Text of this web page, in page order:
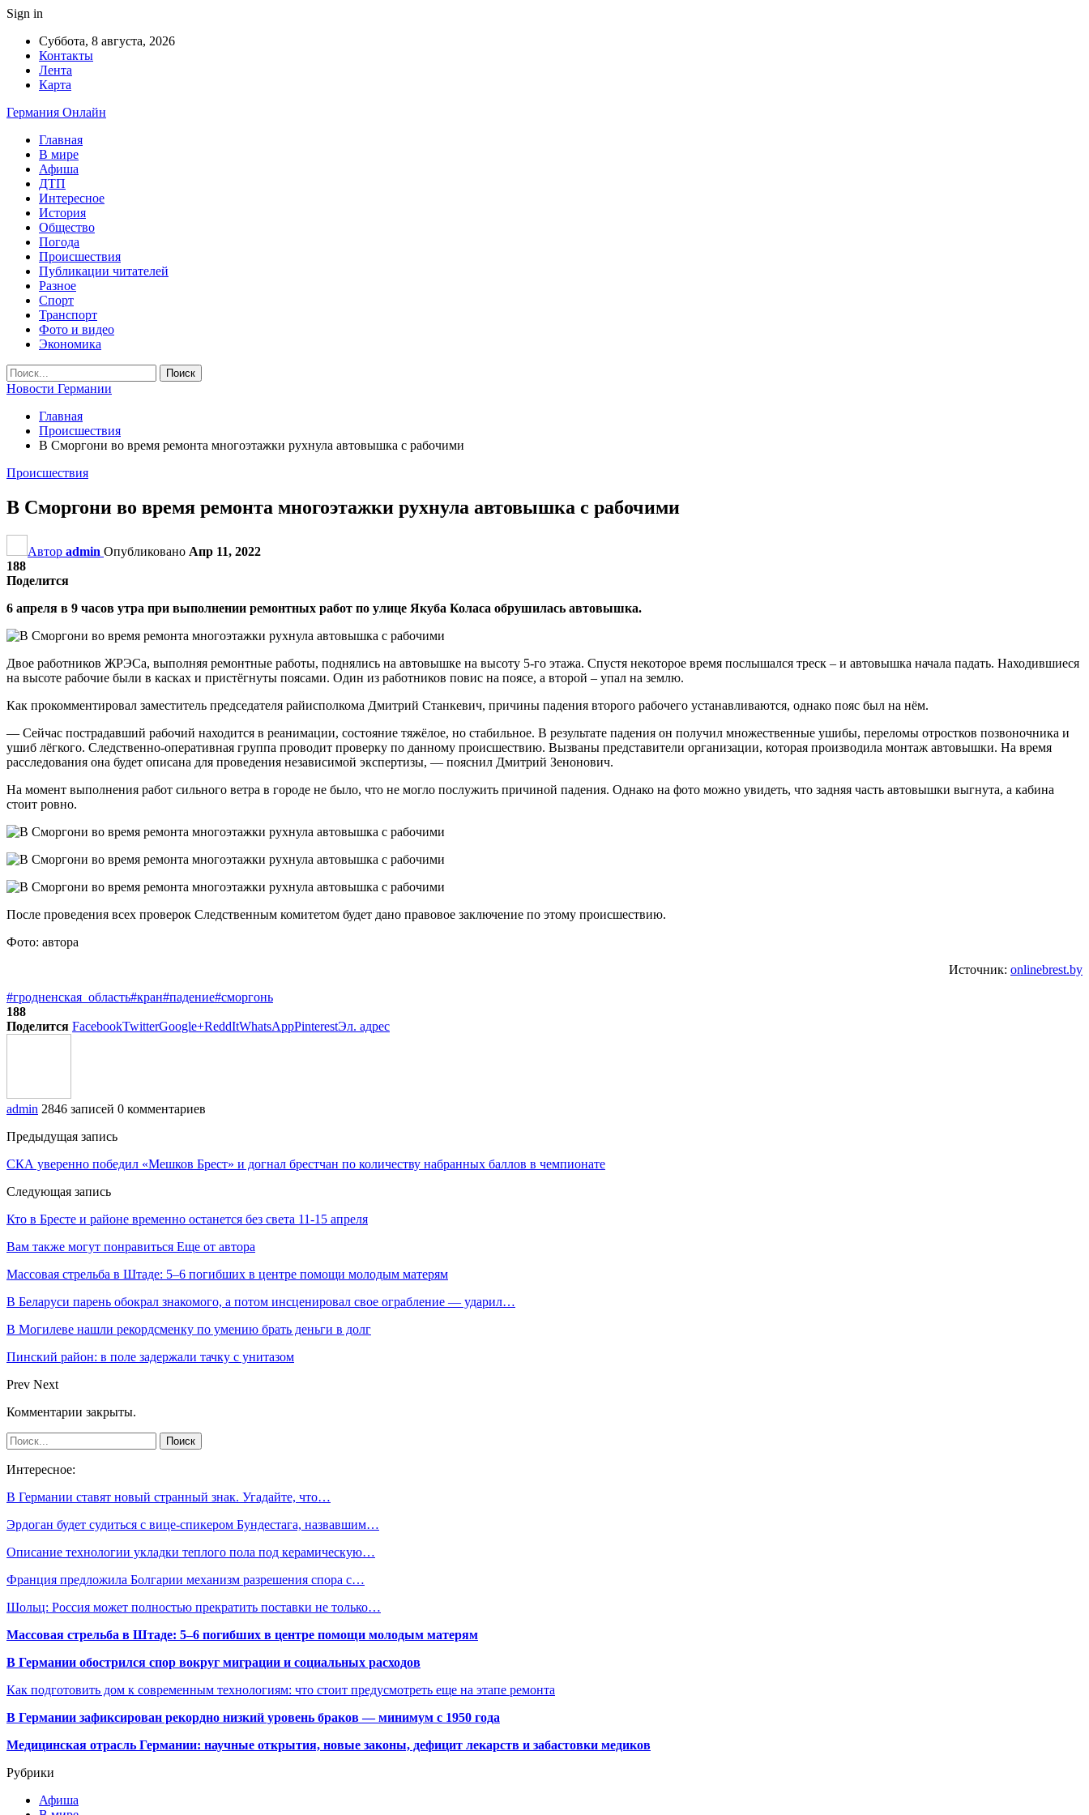
Sign in
Суббота, 8 августа, 2026
Контакты
Лента
Карта
Германия Онлайн
Главная
В мире
Афиша
ДТП
Интересное
История
Общество
Погода
Происшествия
Публикации читателей
Разное
Спорт
Транспорт
Фото и видео
Экономика
Новости Германии
Главная
Происшествия
В Сморгони во время ремонта многоэтажки рухнула автовышка с рабочими
Происшествия
В Сморгони во время ремонта многоэтажки рухнула автовышка с рабочими
Автор admin Опубликовано Апр 11, 2022
188
Поделится
6 апреля в 9 часов утра при выполнении ремонтных работ по улице Якуба Коласа обрушилась автовышка.
Двое работников ЖРЭСа, выполняя ремонтные работы, поднялись на автовышке на высоту 5-го этажа. Спустя некоторое время послышался треск – и автовышка начала падать. Находившиеся
на высоте рабочие были в касках и пристёгнуты поясами. Один из работников повис на поясе, а второй – упал на землю.
Как прокомментировал заместитель председателя райисполкома Дмитрий Станкевич, причины падения второго рабочего устанавливаются, однако пояс был на нём.
— Сейчас пострадавший рабочий находится в реанимации, состояние тяжёлое, но стабильное. В результате падения он получил множественные ушибы, переломы отростков позвоночника и
ушиб лёгкого. Следственно-оперативная группа проводит проверку по данному происшествию. Вызваны представители организации, которая производила монтаж автовышки. На время
расследования она будет описана для проведения независимой экспертизы, — пояснил Дмитрий Зенонович.
На момент выполнения работ сильного ветра в городе не было, что не могло послужить причиной падения. Однако на фото можно увидеть, что задняя часть автовышки выгнута, а кабина
стоит ровно.
После проведения всех проверок Следственным комитетом будет дано правовое заключение по этому происшествию.
Фото: автора
Источник: onlinebrest.by
#гродненская_область#кран#падение#сморгонь
188
Поделится FacebookTwitterGoogle+ReddItWhatsAppPinterestЭл. адрес
admin 2846 записей 0 комментариев
Предыдущая запись
СКА уверенно победил «Мешков Брест» и догнал брестчан по количеству набранных баллов в чемпионате
Следующая запись
Кто в Бресте и районе временно останется без света 11-15 апреля
Вам также могут понравиться Еще от автора
Массовая стрельба в Штаде: 5–6 погибших в центре помощи молодым матерям
В Беларуси парень обокрал знакомого, а потом инсценировал свое ограбление — ударил…
В Могилеве нашли рекордсменку по умению брать деньги в долг
Пинский район: в поле задержали тачку с унитазом
Prev Next
Комментарии закрыты.
Интересное:
В Германии ставят новый странный знак. Угадайте, что…
Эрдоган будет судиться с вице-спикером Бундестага, назвавшим…
Описание технологии укладки теплого пола под керамическую…
Франция предложила Болгарии механизм разрешения спора с…
Шольц: Россия может полностью прекратить поставки не только…
Массовая стрельба в Штаде: 5–6 погибших в центре помощи молодым матерям
В Германии обострился спор вокруг миграции и социальных расходов
Как подготовить дом к современным технологиям: что стоит предусмотреть еще на этапе ремонта
В Германии зафиксирован рекордно низкий уровень браков — минимум с 1950 года
Медицинская отрасль Германии: научные открытия, новые законы, дефицит лекарств и забастовки медиков
Рубрики
Афиша